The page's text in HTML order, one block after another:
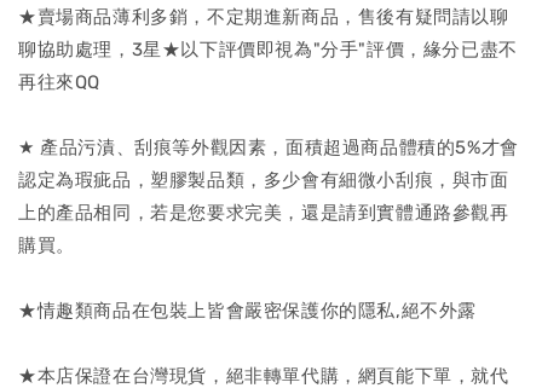
★賣場商品薄利多銷，不定期進新商品，售後有疑問請以聊
聊協助處理，3星★以下評價即視為"分手"評價，緣分已盡不
再往來QQ
★ 產品污漬、刮痕等外觀因素，面積超過商品體積的5%才會
認定為瑕疵品，塑膠製品類，多少會有細微小刮痕，與市面
上的產品相同，若是您要求完美，還是請到實體通路參觀再
購買。
★情趣類商品在包裝上皆會嚴密保護你的隱私,絕不外露
★本店保證在台灣現貨，絕非轉單代購，網頁能下單，就代